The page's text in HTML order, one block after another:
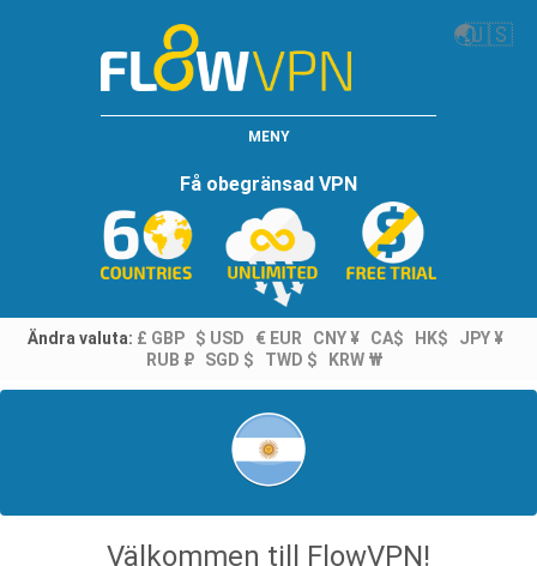
🌏🇺🇸
MENY
Få obegränsad VPN
Ändra valuta: £ GBP $ USD € EUR CNY ¥ CA$ HK$
JPY ¥
RUB ₽
SGD $ TWD $ KRW ₩
Välkommen till FlowVPN!